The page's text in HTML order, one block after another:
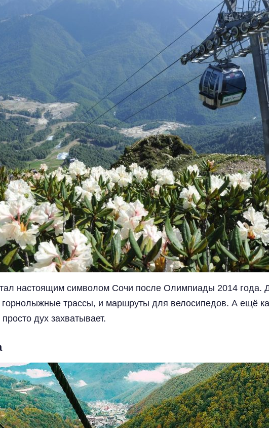
настоящим символом Сочи после Олимпиады 2014 года.
горнолыжные трассы, и маршруты для велосипедов. А ещё
дух захватывает.